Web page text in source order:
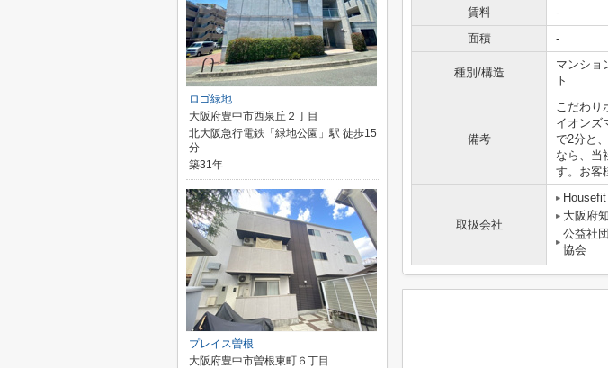
賃料 -
面積
-
種別/構造
マンショ
ト
備考
こだわり
イオンズ
で2分と
なら、当
す。お客
取扱会社
Housefit
大阪府
公益社
協会
ロゴ緑地
大阪府豊中市西泉丘２丁目
北大阪急行電鉄「緑地公園」駅 徒歩15
分
築31年
プレイス曽根
大阪府豊中市曽根東町６丁目